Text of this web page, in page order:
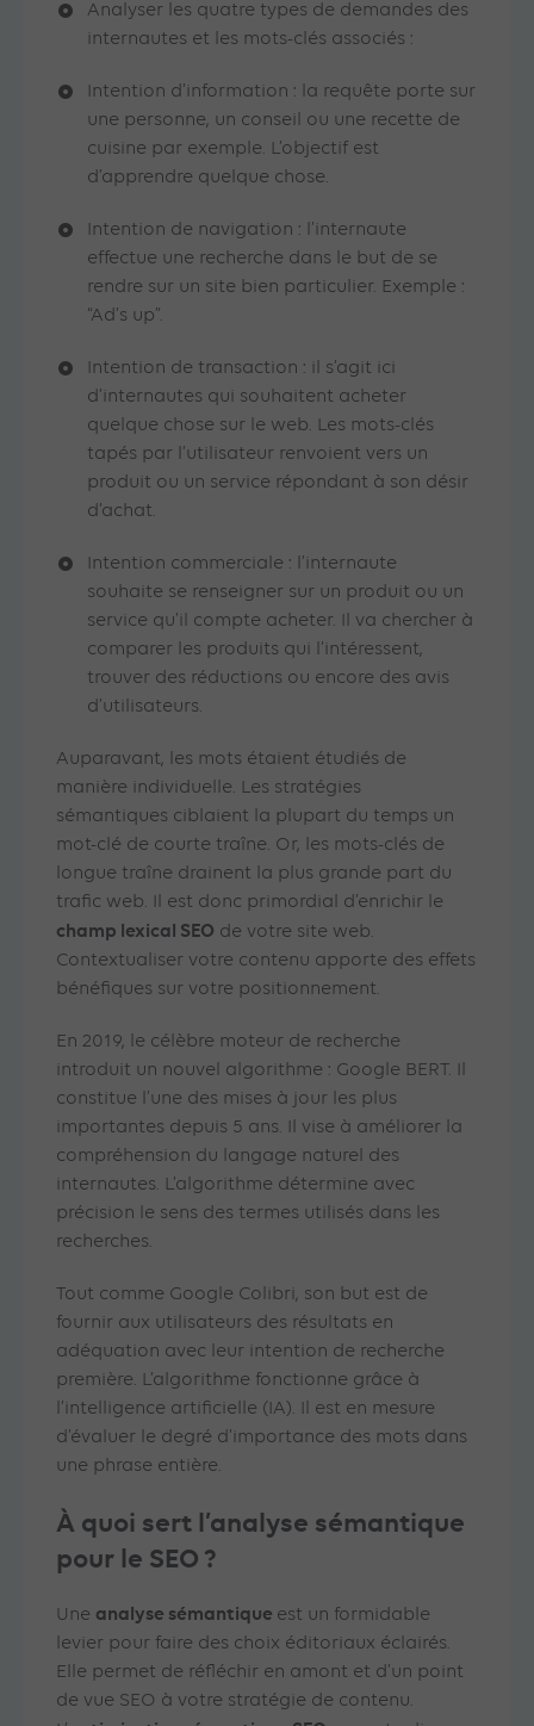
Analyser les quatre types de demandes des
internautes et les mots-clés associés :
Intention d’information : la requête porte sur
une personne, un conseil ou une recette de
cuisine par exemple. L’objectif est
d’apprendre quelque chose.
Intention de navigation : l’internaute
effectue une recherche dans le but de se
rendre sur un site bien particulier. Exemple :
“Ad’s up”.
Intention de transaction : il s’agit ici
d’internautes qui souhaitent acheter
quelque chose sur le web. Les mots-clés
tapés par l’utilisateur renvoient vers un
produit ou un service répondant à son désir
d’achat.
Intention commerciale : l’internaute
souhaite se renseigner sur un produit ou un
service qu’il compte acheter. Il va chercher à
comparer les produits qui l’intéressent,
trouver des réductions ou encore des avis
d’utilisateurs.
Auparavant, les mots étaient étudiés de
manière individuelle. Les stratégies
sémantiques ciblaient la plupart du temps un
mot-clé de courte traîne. Or, les mots-clés de
longue traîne drainent la plus grande part du
trafic web. Il est donc primordial d’enrichir le
champ lexical SEO de votre site web.
Contextualiser votre contenu apporte des effets
bénéfiques sur votre positionnement.
En 2019, le célèbre moteur de recherche
introduit un nouvel algorithme : Google BERT. Il
constitue l’une des mises à jour les plus
importantes depuis 5 ans. Il vise à améliorer la
compréhension du langage naturel des
internautes. L’algorithme détermine avec
précision le sens des termes utilisés dans les
recherches.
Tout comme Google Colibri, son but est de
fournir aux utilisateurs des résultats en
adéquation avec leur intention de recherche
première. L’algorithme fonctionne grâce à
l’intelligence artificielle (IA). Il est en mesure
d’évaluer le degré d’importance des mots dans
une phrase entière.
À quoi sert l’analyse sémantique
pour le SEO ?
Une analyse sémantique est un formidable
levier pour faire des choix éditoriaux éclairés.
Elle permet de réfléchir en amont et d’un point
de vue SEO à votre stratégie de contenu.